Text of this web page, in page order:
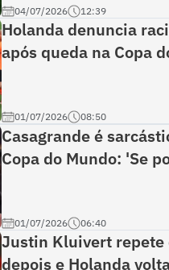
04/07/2026 12:39
Holanda denuncia
após queda na Copa
01/07/2026 08:50
Casagrande é
Copa do Mundo: 'Se
01/07/2026 06:40
Justin Kluivert repete
depois e Holanda